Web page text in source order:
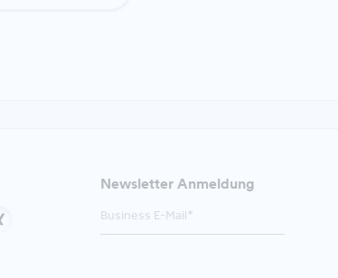
Newsletter Anmeldung